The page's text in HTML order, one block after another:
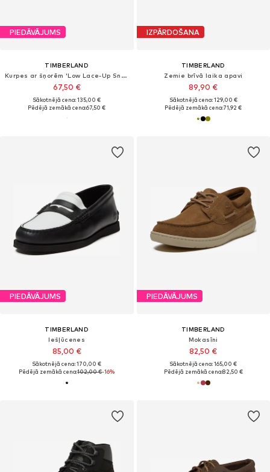
PIEDĀVĀJUMS
TIMBERLAND
Kurpes ar šņorēm 'Low Lace-Up Sneaker'
67,50 €
Sākotnējā cena: 135,00 €
Pēdējā zemākā cena:67,50 €
IZPĀRDOŠANA
TIMBERLAND
Zemie brīvā laika apavi
89,90 €
Sākotnējā cena: 129,00 €
Pēdējā zemākā cena:71,92 €
PIEDĀVĀJUMS
TIMBERLAND
Iešļūcenes
85,00 €
Sākotnējā cena: 170,00 €
Pēdējā zemākā cena:102,00 €-16%
PIEDĀVĀJUMS
TIMBERLAND
Mokasīni
82,50 €
Sākotnējā cena: 165,00 €
Pēdējā zemākā cena:82,50 €